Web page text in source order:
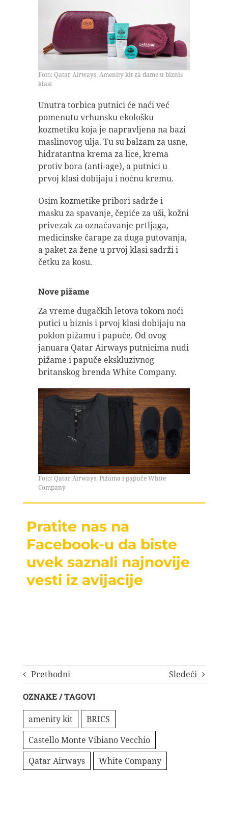
Foto: Qatar Airways, Amenity kit za dame u biznis
klasi
Unutra torbica putnici će naći već
pomenutu vrhunsku ekološku
kozmetiku koja je napravljena na bazi
maslinovog ulja. Tu su balzam za usne,
hidratantna krema za lice, krema
protiv bora (anti-age), a putnici u
prvoj klasi dobijaju i noćnu kremu.
Osim kozmetike pribori sadrže i
masku za spavanje, čepiće za uši, kožni
privezak za označavanje prtljaga,
medicinske čarape za duga putovanja,
a paket za žene u prvoj klasi sadrži i
četku za kosu.
Nove pižame
Za vreme dugačkih letova tokom noći
putici u biznis i prvoj klasi dobijaju na
poklon pižamu i papuče. Od ovog
januara Qatar Airways putnicima nudi
pižame i papuče ekskluzivnog
britanskog brenda White Company.
Foto: Qatar Airways, Pižama i papuče White
Company
Pratite nas na
Facebook-u da biste
uvek saznali najnovije
vesti iz avijacije
Prethodni Sledeći
OZNAKE / TAGOVI
amenity kit
BRICS
Castello Monte Vibiano Vecchio
Qatar Airways
White Company